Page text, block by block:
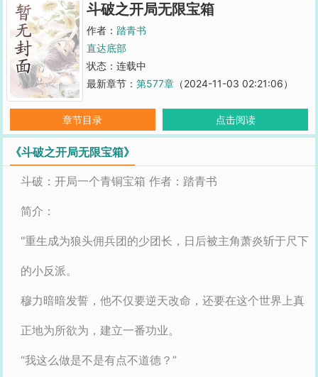
斗破之开局无限宝箱
作者： 踏青书
直达底部
状态：连载中
最新章节： 第577章（2024-11-03 02:21:06）
章节目录 点击阅读
《斗破之开局无限宝箱》
斗破：开局一个青铜宝箱 作者：踏青书
简介：
"重生成为狼头佣兵团的少团长，日后被主角萧炎斩于尺下
的小反派。
穆力暗暗发誓，他不仅要逆天改命，还要在这个世界上真
正地为所欲为，建立一番功业。
“我这么做是不是有点不道德？”